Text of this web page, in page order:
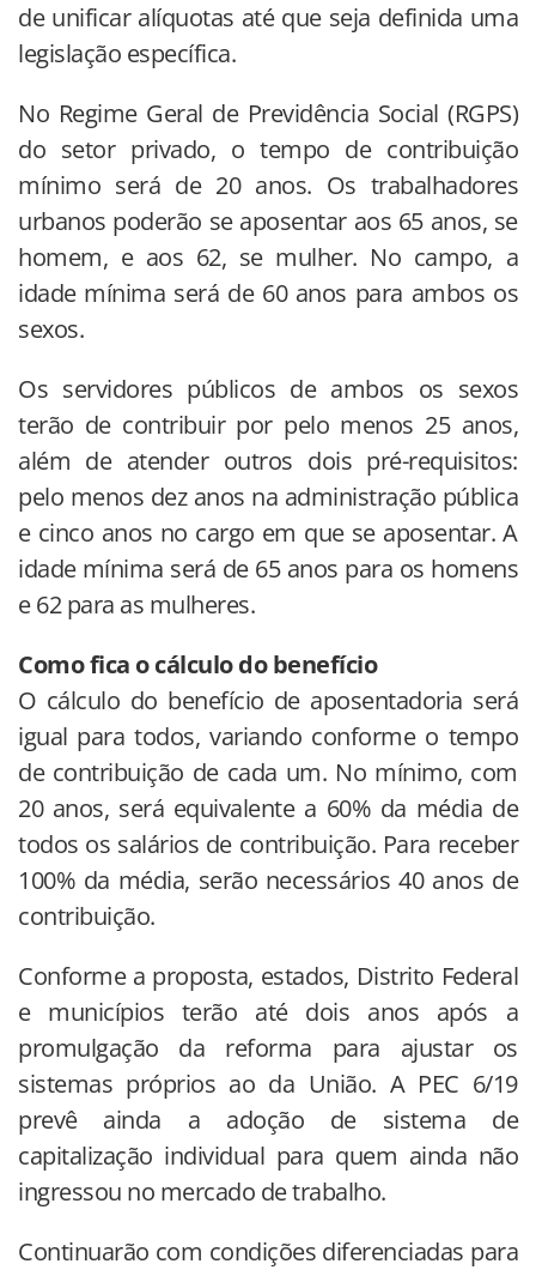
de unificar alíquotas até que seja definida uma
legislação específica.
No Regime Geral de Previdência Social (RGPS)
do setor privado, o tempo de contribuição
mínimo será de 20 anos. Os trabalhadores
urbanos poderão se aposentar aos 65 anos, se
homem, e aos 62, se mulher. No campo, a
idade mínima será de 60 anos para ambos os
sexos.
Os servidores públicos de ambos os sexos
terão de contribuir por pelo menos 25 anos,
além de atender outros dois pré-requisitos:
pelo menos dez anos na administração pública
e cinco anos no cargo em que se aposentar. A
idade mínima será de 65 anos para os homens
e 62 para as mulheres.
Como fica o cálculo do benefício
O cálculo do benefício de aposentadoria será
igual para todos, variando conforme o tempo
de contribuição de cada um. No mínimo, com
20 anos, será equivalente a 60% da média de
todos os salários de contribuição. Para receber
100% da média, serão necessários 40 anos de
contribuição.
Conforme a proposta, estados, Distrito Federal
e municípios terão até dois anos após a
promulgação da reforma para ajustar os
sistemas próprios ao da União. A PEC 6/19
prevê ainda a adoção de sistema de
capitalização individual para quem ainda não
ingressou no mercado de trabalho.
Continuarão com condições diferenciadas para